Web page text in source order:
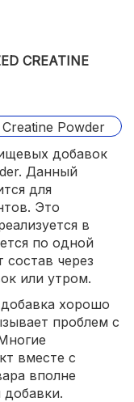
CREATINE
добавок
Данный
для
Это
в
по одной
через
или утром.
хорошо
проблем с
вместе с
вполне
добавки.